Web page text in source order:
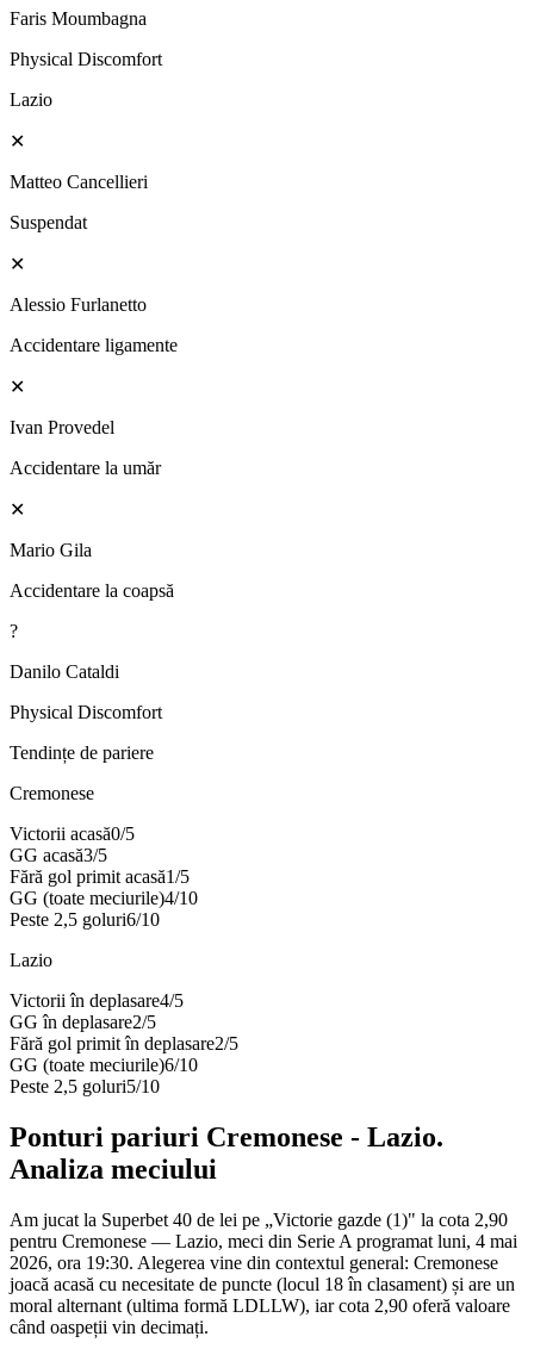
Faris Moumbagna
Physical Discomfort
Lazio
✕
Matteo Cancellieri
Suspendat
✕
Alessio Furlanetto
Accidentare ligamente
✕
Ivan Provedel
Accidentare la umăr
✕
Mario Gila
Accidentare la coapsă
?
Danilo Cataldi
Physical Discomfort
Tendințe de pariere
Cremonese
Victorii acasă0/5
GG acasă3/5
Fără gol primit acasă1/5
GG (toate meciurile)4/10
Peste 2,5 goluri6/10
Lazio
Victorii în deplasare4/5
GG în deplasare2/5
Fără gol primit în deplasare2/5
GG (toate meciurile)6/10
Peste 2,5 goluri5/10
Ponturi pariuri Cremonese - Lazio.
Analiza meciului
Am jucat la Superbet 40 de lei pe „Victorie gazde (1)" la cota 2,90
pentru Cremonese — Lazio, meci din Serie A programat luni, 4 mai
2026, ora 19:30. Alegerea vine din contextul general: Cremonese
joacă acasă cu necesitate de puncte (locul 18 în clasament) și are un
moral alternant (ultima formă LDLLW), iar cota 2,90 oferă valoare
când oaspeții vin decimați.